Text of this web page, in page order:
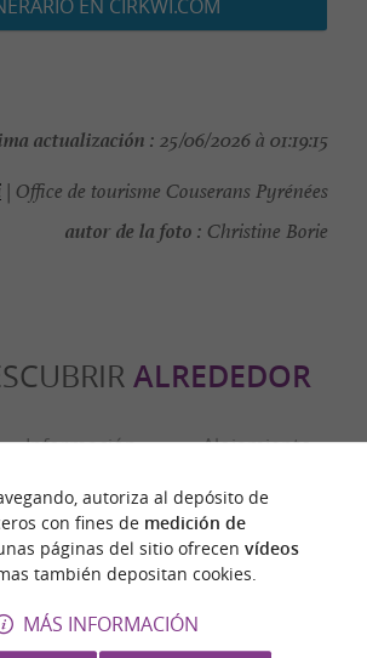
EN CIRKWI.COM
actualización : 25/06/2026 à 01:19:15
| Office de tourisme Couserans Pyrénées
autor de la foto : Christine Borie
ALREDEDOR
Información Alojamiento
autoriza al depósito de
con fines de medición de
páginas del sitio ofrecen vídeos
también depositan cookies.
MÁS INFORMACIÓN